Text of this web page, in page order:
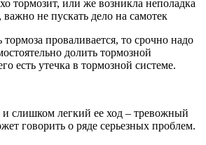
тормозит, или же возникла неполадка
не пускать дело на самотек
проваливается, то срочно надо
долить тормозной
есть утечка в тормозной системе.
и слишком легкий ее ход – тревожный
говорить о ряде серьезных проблем.